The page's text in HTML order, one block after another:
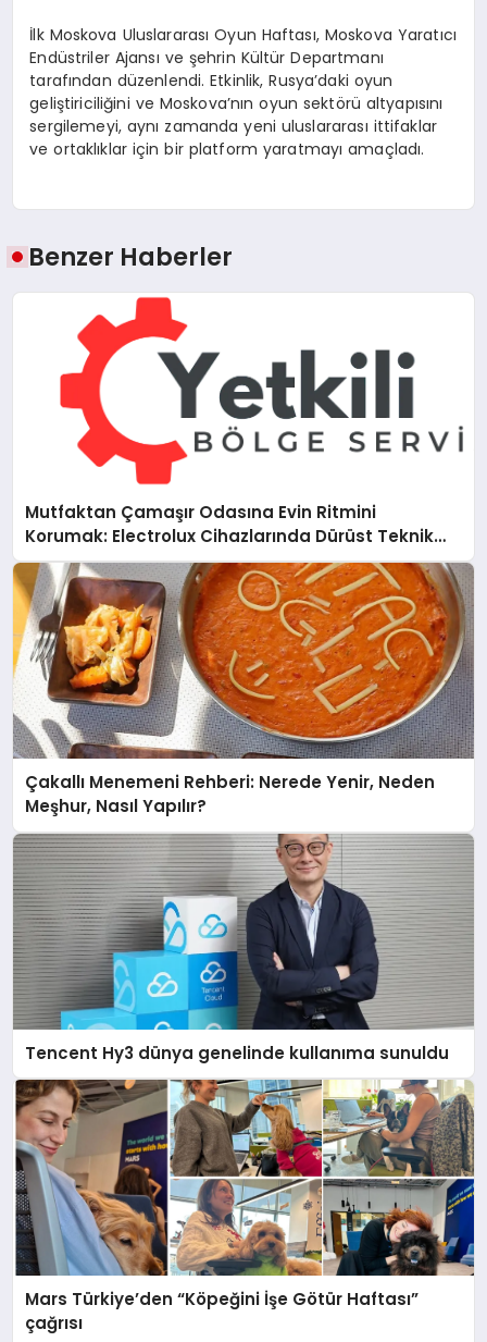
İlk Moskova Uluslararası Oyun Haftası, Moskova Yaratıcı
Endüstriler Ajansı ve şehrin Kültür Departmanı
tarafından düzenlendi. Etkinlik, Rusya’daki oyun
geliştiriciliğini ve Moskova’nın oyun sektörü altyapısını
sergilemeyi, aynı zamanda yeni uluslararası ittifaklar
ve ortaklıklar için bir platform yaratmayı amaçladı.
Benzer Haberler
Mutfaktan Çamaşır Odasına Evin Ritmini
Korumak: Electrolux Cihazlarında Dürüst Teknik
Destek Deneyimi
Çakallı Menemeni Rehberi: Nerede Yenir, Neden
Meşhur, Nasıl Yapılır?
Tencent Hy3 dünya genelinde kullanıma sunuldu
Mars Türkiye’den “Köpeğini İşe Götür Haftası”
çağrısı